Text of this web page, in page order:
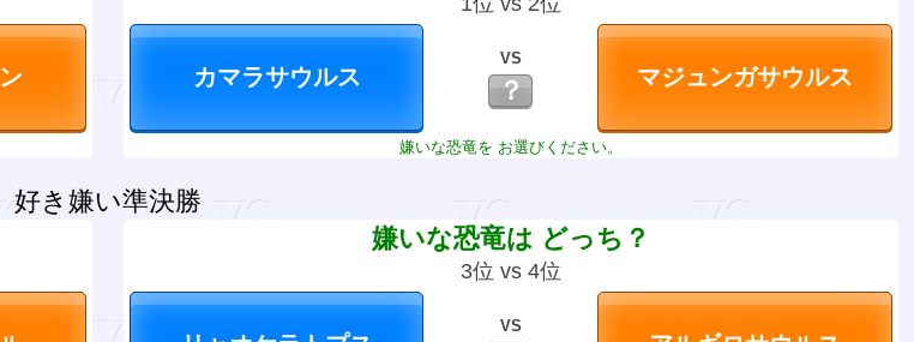
VS
？
嫌いな恐竜を お選びください。
好き嫌い準決勝
嫌いな恐竜は どっち？
3位 vs 4位
VS